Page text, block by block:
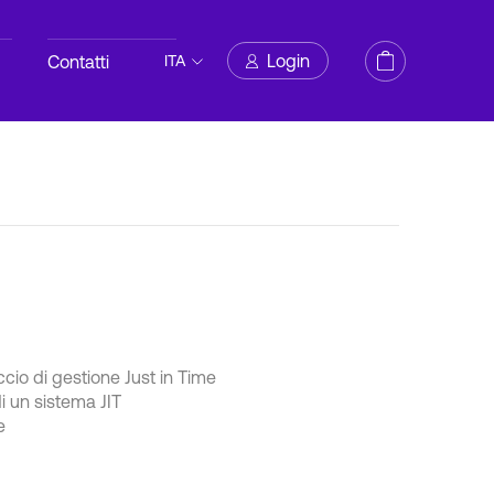
Contatti Login
di gestione Just in Time
un sistema JIT
ITA